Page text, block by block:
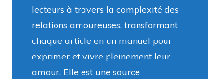
lecteurs à travers la complexité des
relations amoureuses, transformant
chaque article en un manuel pour
exprimer et vivre pleinement leur
amour. Elle est une source